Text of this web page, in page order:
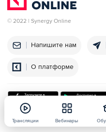
Трансляции Вебинары
© 2022 | Synergy Online
Напишите нам
О платформе
Университет Политика